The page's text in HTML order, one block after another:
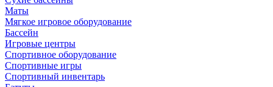
Маты
Мягкое игровое оборудование
Бассейн
Игровые центры
Спортивное оборудование
Спортивные игры
Спортивный инвентарь